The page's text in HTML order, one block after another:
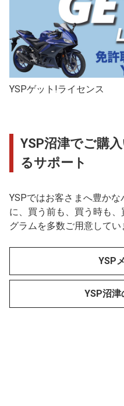
YSPゲット!ライセンス
YSP沼津でご購
るサポート
YSPではお客さまへ豊か
に、買う前も、買う時も
グラムを多数ご用意してい
YSP
YSP沼津